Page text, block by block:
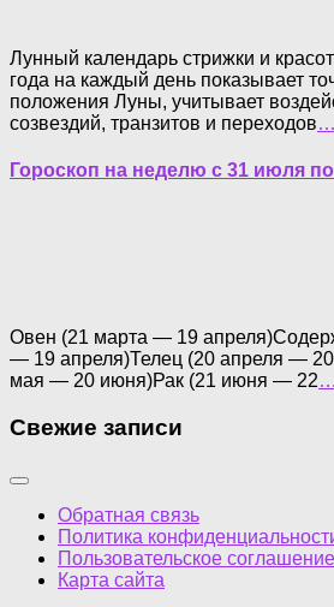
Лунный календарь стрижки и
года на каждый день показывает
положения Луны, учитывает
созвездий, транзитов и переходов…
Гороскоп на неделю с 31 июля по
Овен (21 марта — 19
— 19 апреля)Телец (20 апреля —
мая — 20 июня)Рак (21 июня — 22…
Свежие записи
Обратная связь
Политика
Пользовательское соглашение
Карта сайта